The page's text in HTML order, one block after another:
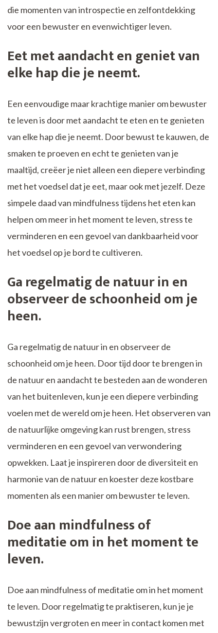
die momenten van introspectie en zelfontdekking
voor een bewuster en evenwichtiger leven.
Eet met aandacht en geniet van
elke hap die je neemt.
Een eenvoudige maar krachtige manier om bewuster
te leven is door met aandacht te eten en te genieten
van elke hap die je neemt. Door bewust te kauwen, de
smaken te proeven en echt te genieten van je
maaltijd, creëer je niet alleen een diepere verbinding
met het voedsel dat je eet, maar ook met jezelf. Deze
simpele daad van mindfulness tijdens het eten kan
helpen om meer in het moment te leven, stress te
verminderen en een gevoel van dankbaarheid voor
het voedsel op je bord te cultiveren.
Ga regelmatig de natuur in en
observeer de schoonheid om je
heen.
Ga regelmatig de natuur in en observeer de
schoonheid om je heen. Door tijd door te brengen in
de natuur en aandacht te besteden aan de wonderen
van het buitenleven, kun je een diepere verbinding
voelen met de wereld om je heen. Het observeren van
de natuurlijke omgeving kan rust brengen, stress
verminderen en een gevoel van verwondering
opwekken. Laat je inspireren door de diversiteit en
harmonie van de natuur en koester deze kostbare
momenten als een manier om bewuster te leven.
Doe aan mindfulness of
meditatie om in het moment te
leven.
Doe aan mindfulness of meditatie om in het moment
te leven. Door regelmatig te praktiseren, kun je je
bewustzijn vergroten en meer in contact komen met